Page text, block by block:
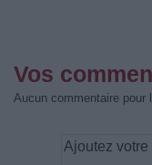
Vos
Aucun commentaire pour